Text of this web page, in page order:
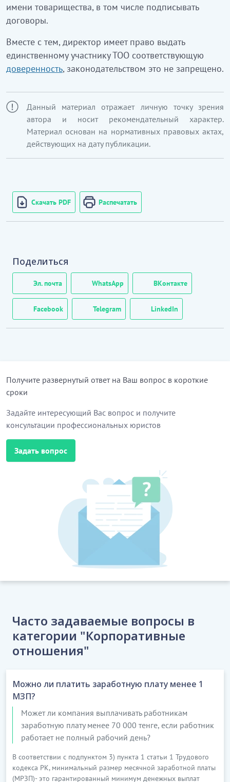
имени товарищества, в том числе подписывать
договоры.
Вместе с тем, директор имеет право выдать
единственному участнику ТОО соответствующую
доверенность, законодательством это не запрещено.
Данный материал отражает личную точку зрения
автора и носит рекомендательный характер.
Материал основан на нормативных правовых актах,
действующих на дату публикации.
Скачать PDF Распечатать
Поделиться
Эл. почта WhatsApp ВКонтакте
Facebook Telegram LinkedIn
Получите развернутый ответ на Ваш вопрос в короткие
сроки
Задайте интересующий Вас вопрос и получите
консультации профессиональных юристов
Задать вопрос
Часто задаваемые вопросы в
категории "Корпоративные
отношения"
Можно ли платить заработную плату менее 1
МЗП?
Может ли компания выплачивать работникам
заработную плату менее 70 000 тенге, если работник
работает не полный рабочий день?
В соответствии с подпунктом 3) пункта 1 статьи 1 Трудового
кодекса РК, минимальный размер месячной заработной платы
(МРЗП)- это гарантированный минимум денежных выплат